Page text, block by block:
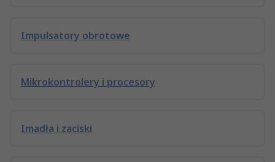
Impulsatory obrotowe
Mikrokontrolery i procesory
Imadła i zaciski